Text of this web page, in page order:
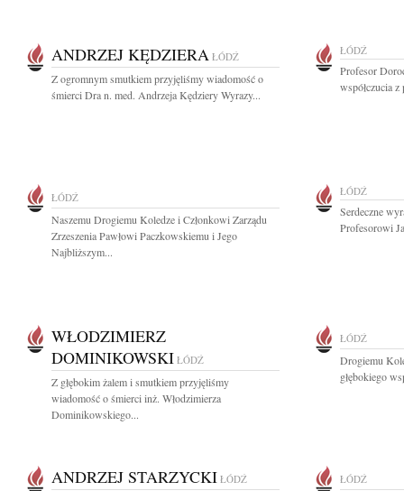
ANDRZEJ KĘDZIERA ŁÓDŹ
Z ogromnym smutkiem przyjęliśmy wiadomość o
śmierci Dra n. med. Andrzeja Kędziery Wyrazy...
ŁÓDŹ
Profesor
współczucia
ŁÓDŹ
Naszemu Drogiemu Koledze i Członkowi Zarządu
Zrzeszenia Pawłowi Paczkowskiemu i Jego
Najbliższym...
ŁÓDŹ
Serdeczne
Profesorowi
WŁODZIMIERZ
DOMINIKOWSKI ŁÓDŹ
Z głębokim żalem i smutkiem przyjęliśmy
wiadomość o śmierci inż. Włodzimierza
Dominikowskiego...
ŁÓDŹ
Drogiemu
głębokiego
ANDRZEJ STARZYCKI ŁÓDŹ ŁÓDŹ